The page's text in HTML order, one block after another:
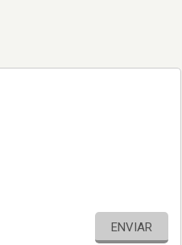
ENVIAR